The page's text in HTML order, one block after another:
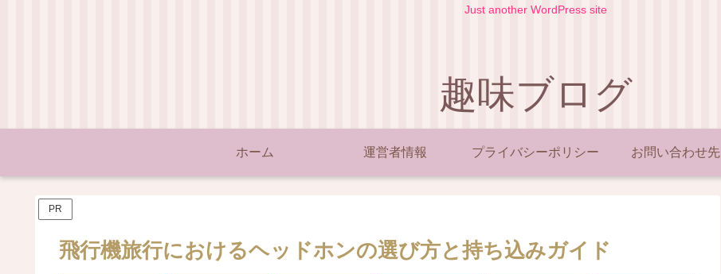
Just another WordPress site
趣味ブログ
ホーム 運営者情報 プライバシーポリシー お問い合わせ先
PR
飛行機旅行におけるヘッドホンの選び方と持ち込みガイド